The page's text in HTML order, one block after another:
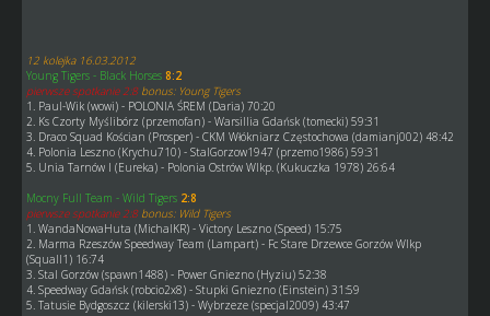
12 kolejka 16.03.2012
Young Tigers - Black Horses 8:2
pierwsze spotkanie 2:8 bonus: Young Tigers
1. Paul-Wik (wowi) - POLONIA ŚREM (Daria) 70:20
2. Ks Czorty Myślibórz (przemofan) - Warsillia Gdańsk (tomecki) 59:31
3. Draco Squad Kościan (Prosper) - CKM Włókniarz Częstochowa (damianj002) 48:42
4. Polonia Leszno (Krychu710) - StalGorzow1947 (przemo1986) 59:31
5. Unia Tarnów I (Eureka) - Polonia Ostrów Wlkp. (Kukuczka 1978) 26:64
Mocny Full Team - Wild Tigers 2:8
pierwsze spotkanie 2:8 bonus: Wild Tigers
1. WandaNowaHuta (MichalKR) - Victory Leszno (Speed) 15:75
2. Marma Rzeszów Speedway Team (Lampart) - Fc Stare Drzewce Gorzów Wlkp
(Squall1) 16:74
3. Stal Gorzów (spawn1488) - Power Gniezno (Hyziu) 52:38
4. Speedway Gdańsk (robcio2x8) - Stupki Gniezno (Einstein) 31:59
5. Tatusie Bydgoszcz (kilerski13) - Wybrzeze (specjal2009) 43:47